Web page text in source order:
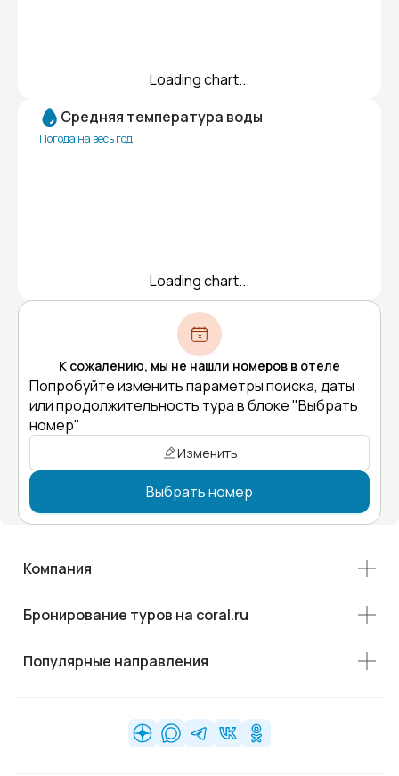
Loading chart...
Средняя температура воды
Погода на весь год
Loading chart...
К сожалению, мы не нашли номеров в отеле
Попробуйте изменить параметры поиска, даты
или продолжительность тура в блоке "Выбрать
номер"
Изменить
Выбрать номер
Компания
Бронирование туров на coral.ru
Популярные направления